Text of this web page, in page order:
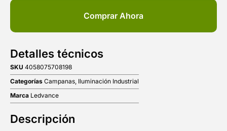
Comprar Ahora
Detalles técnicos
SKU 4058075708198
Categorías Campanas, Iluminación Industrial
Marca Ledvance
Descripción